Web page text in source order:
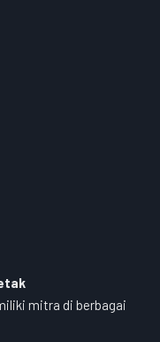
mitra di berbagai